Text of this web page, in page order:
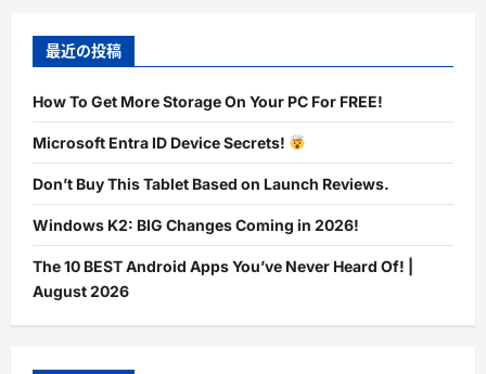
最近の投稿
How To Get More Storage On Your PC For FREE!
Microsoft Entra ID Device Secrets!
Don’t Buy This Tablet Based on Launch Reviews.
Windows K2: BIG Changes Coming in 2026!
The 10 BEST Android Apps You’ve Never Heard Of! |
August 2026